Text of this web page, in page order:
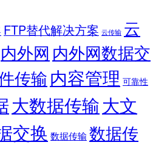
FTP替代解决方案 云传输 云
内外网 内外网数据交
传输内容管理 可靠性
大数据传输大文
交换 数据传输数据传